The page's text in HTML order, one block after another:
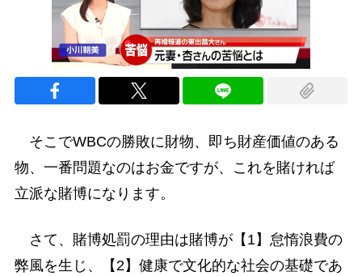
そこでWBCの勝敗に財物、即ち財産価値のある
物、一番問題なのはお金ですが、これを賭ければ
立派な賭博になります。
さて、賭博処罰の理由は賭博が【1】怠惰浪費の
弊風を生じ、【2】健康で文化的な社会の基礎であ